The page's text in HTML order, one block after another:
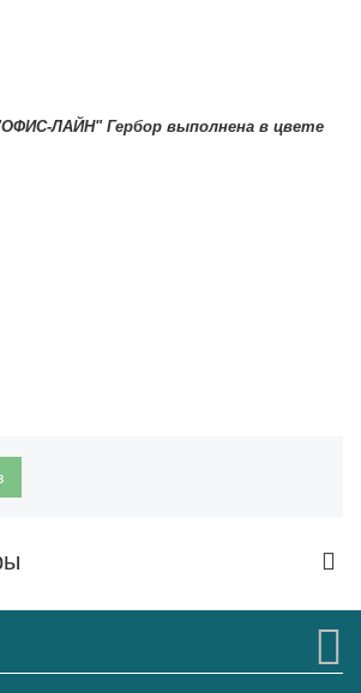
ЛАЙН" Гербор выполнена в цвете